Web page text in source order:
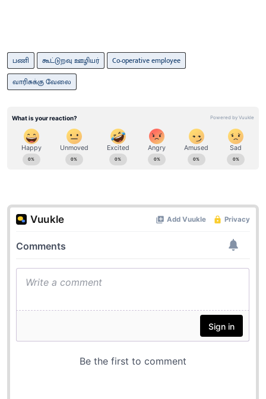
பணி கூட்டுறவு ஊழியர்
Co-operative employee
வாரிசுக்கு வேலை